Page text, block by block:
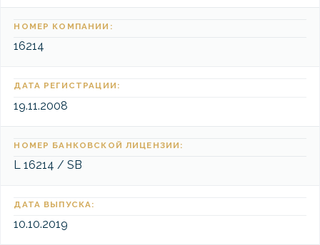
НОМЕР КОМПАНИИ:
16214
ДАТА РЕГИСТРАЦИИ:
19.11.2008
НОМЕР БАНКОВСКОЙ ЛИЦЕНЗИИ:
L 16214 / SB
ДАТА ВЫПУСКА:
10.10.2019